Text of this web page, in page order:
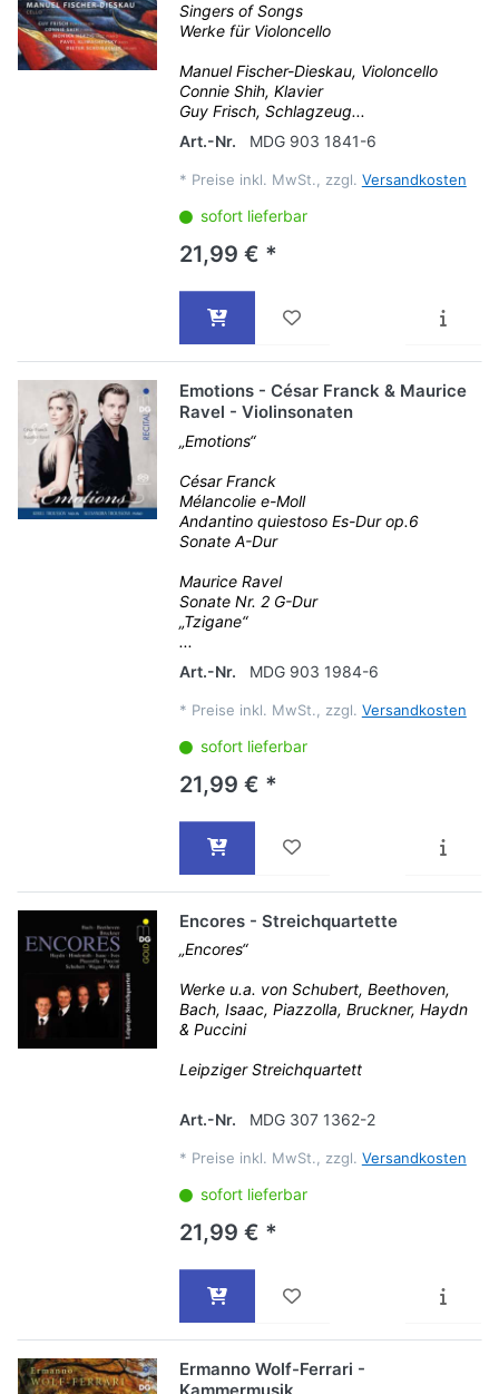
Singers of Songs
Werke für Violoncello
Manuel Fischer-Dieskau, Violoncello
Connie Shih, Klavier
Guy Frisch, Schlagzeug...
Art.-Nr.
MDG 903 1841-6
* Preise inkl. MwSt., zzgl. Versandkosten
sofort lieferbar
21,99 € *
Emotions - César Franck & Maurice
Ravel - Violinsonaten
„Emotions“
César Franck
Mélancolie e-Moll
Andantino quiestoso Es-Dur op.6
Sonate A-Dur
Maurice Ravel
Sonate Nr. 2 G-Dur
„Tzigane“
...
Art.-Nr.
MDG 903 1984-6
* Preise inkl. MwSt., zzgl. Versandkosten
sofort lieferbar
21,99 € *
Encores - Streichquartette
„Encores“
Werke u.a. von Schubert, Beethoven,
Bach, Isaac, Piazzolla, Bruckner, Haydn
& Puccini
Leipziger Streichquartett
Art.-Nr. MDG 307 1362-2
* Preise inkl. MwSt., zzgl. Versandkosten
sofort lieferbar
21,99 € *
Ermanno Wolf-Ferrari -